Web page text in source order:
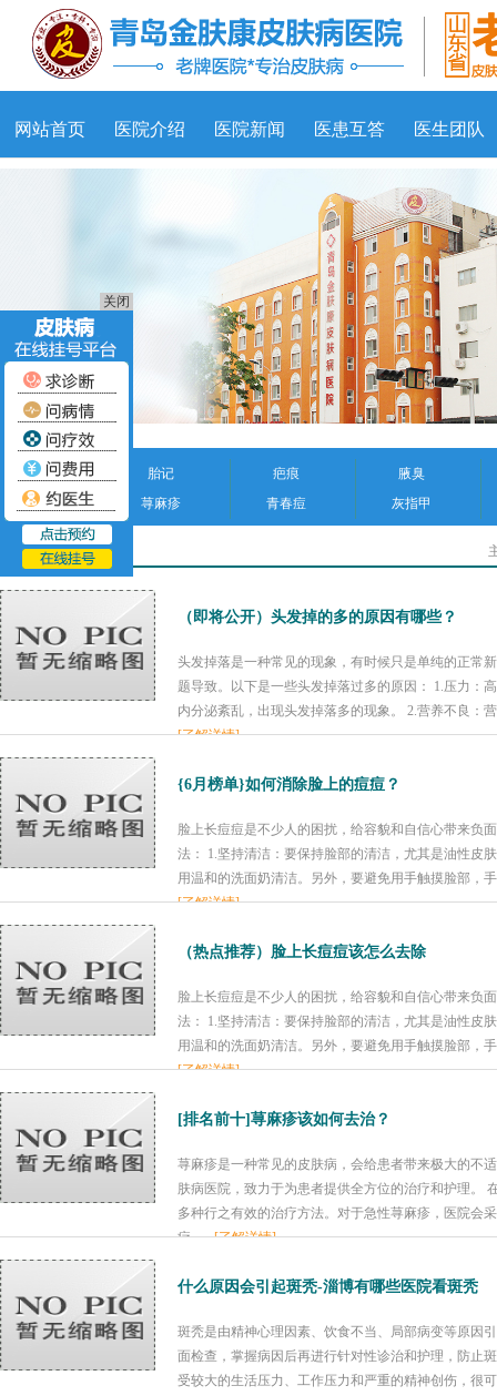
网站首页 医院介绍 医院新闻 医患互答 医生团队
胎记 疤痕
腋臭
荨麻疹
青春痘 灰指甲
淄博皮肤病医院
（即将公开）头发掉的多的原因有哪些？
头发掉落是一种常见的现象，有时候只是单纯的正常
题导致。以下是一些头发掉落过多的原因： 1.压力：
内分泌紊乱，出现头发掉落多的现象。 2.营养不良：
[了解详情]
{6月榜单}如何消除脸上的痘痘？
脸上长痘痘是不少人的困扰，给容貌和自信心带来负
法： 1.坚持清洁：要保持脸部的清洁，尤其是油性皮
用温和的洗面奶清洁。另外，要避免用手触摸脸部，
[了解详情]
（热点推荐）脸上长痘痘该怎么去除
脸上长痘痘是不少人的困扰，给容貌和自信心带来负
法： 1.坚持清洁：要保持脸部的清洁，尤其是油性皮
用温和的洗面奶清洁。另外，要避免用手触摸脸部，
[了解详情]
[排名前十]荨麻疹该如何去治？
荨麻疹是一种常见的皮肤病，会给患者带来极大的不
肤病医院，致力于为患者提供全方位的治疗和护理。
多种行之有效的治疗方法。对于急性荨麻疹，医院会
疗，...[了解详情]
什么原因会引起斑秃-淄博有哪些医院看斑秃
斑秃是由精神心理因素、饮食不当、局部病变等原因
面检查，掌握病因后再进行针对性诊治和护理，防止
受较大的生活压力、工作压力和严重的精神创伤，很
关闭